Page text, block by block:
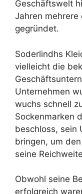
Geschäftswelt
Jahren
gegründet.
Soderlindhs
vielleicht die
Unternehmen
wuchs schnell
Sockenmarken
beschloss, sein
bringen, um
seine
Obwohl seine
erfolgreich